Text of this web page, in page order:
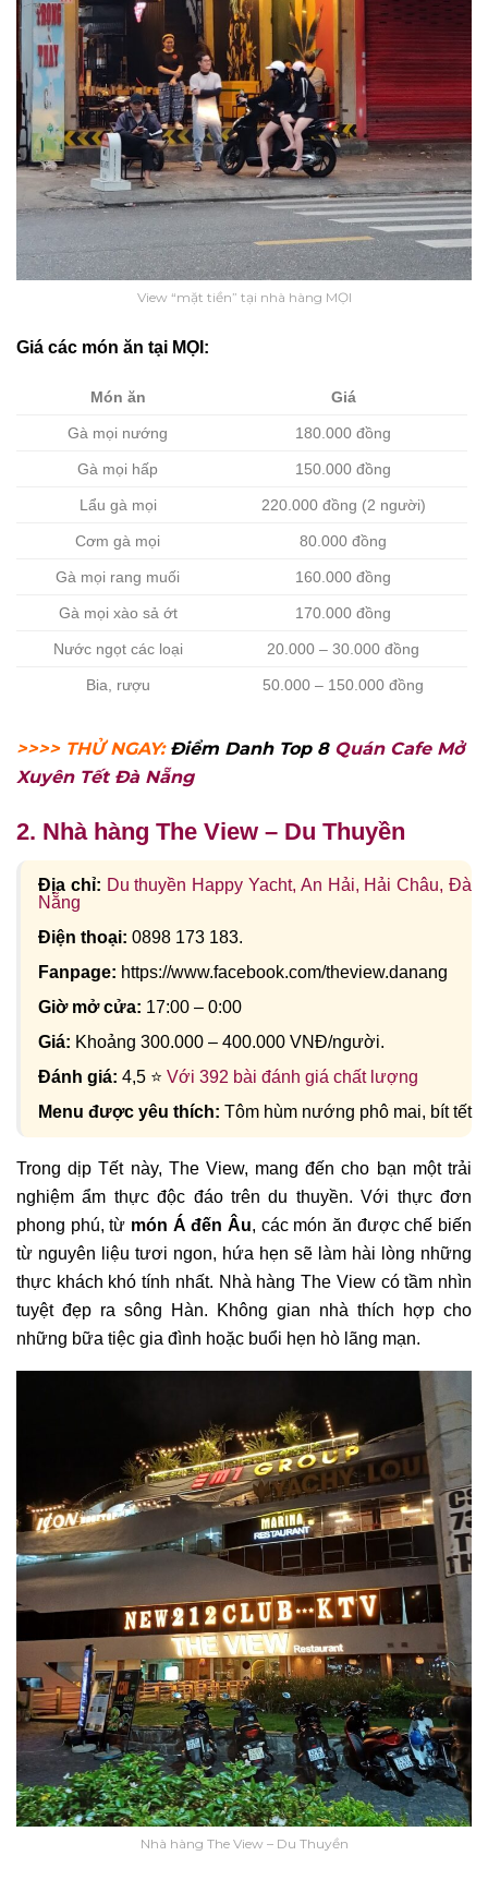
View “mặt tiền” tại nhà hàng MỌI
Giá các món ăn tại MỌI:
Món ăn Giá
Gà mọi nướng 180.000 đồng
Gà mọi hấp 150.000 đồng
Lẩu gà mọi 220.000 đồng (2 người)
Cơm gà mọi 80.000 đồng
Gà mọi rang muối 160.000 đồng
Gà mọi xào sả ớt 170.000 đồng
Nước ngọt các loại 20.000 – 30.000 đồng
Bia, rượu 50.000 – 150.000 đồng
>>>> THỬ NGAY: Điểm Danh Top 8 Quán Cafe Mở
Xuyên Tết Đà Nẵng
2. Nhà hàng The View – Du Thuyền
Địa chỉ: Du thuyền Happy Yacht, An Hải, Hải Châu, Đà
Nẵng
Điện thoại: 0898 173 183.
Fanpage: https://www.facebook.com/theview.danang
Giờ mở cửa: 17:00 – 0:00
Giá: Khoảng 300.000 – 400.000 VNĐ/người.
Đánh giá: 4,5 ⭐ Với 392 bài đánh giá chất lượng
Menu được yêu thích: Tôm hùm nướng phô mai, bít tết
Trong dịp Tết này, The View, mang đến cho bạn một trải
nghiệm ẩm thực độc đáo trên du thuyền. Với thực đơn
phong phú, từ món Á đến Âu, các món ăn được chế biến
từ nguyên liệu tươi ngon, hứa hẹn sẽ làm hài lòng những
thực khách khó tính nhất. Nhà hàngThe Viewcó tầm nhìn
tuyệt đẹp ra sông Hàn. Không gian nhà thích hợp cho
những bữa tiệc gia đình hoặc buổi hẹn hò lãng mạn.
Nhà hàng The View – Du Thuyền